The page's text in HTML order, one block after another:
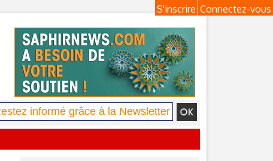
Connectez-vous
S'inscrire